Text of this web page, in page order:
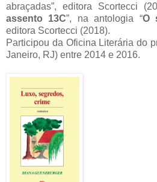
abraçadas”, editora Scortecci
assento 13C”, na antologia “O
editora Scortecci (2018).
Participou da Oficina Literária do
Janeiro, RJ) entre 2014 e 2016.